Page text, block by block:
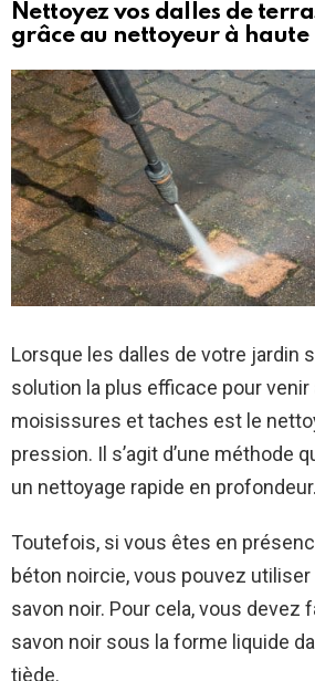
Nettoyez vos dalles de
grâce au nettoyeur à haute
Lorsque les dalles de votre jardin
solution la plus efficace pour venir
moisissures et taches est le
pression. Il s’agit d’une méthode
un nettoyage rapide en profondeur.
Toutefois, si vous êtes en
béton noircie, vous pouvez
savon noir. Pour cela, vous devez
savon noir sous la forme liquide
tiède.